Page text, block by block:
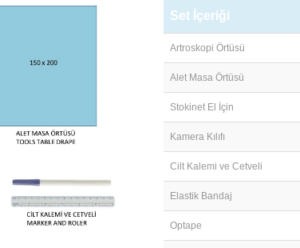
Set İçeriği
Artroskopi Örtüsü
Alet Masa Örtüsü
Stokinet El İçin
Kamera Kılıfı
Cilt Kalemi ve Cetveli
Elastik Bandaj
Optape